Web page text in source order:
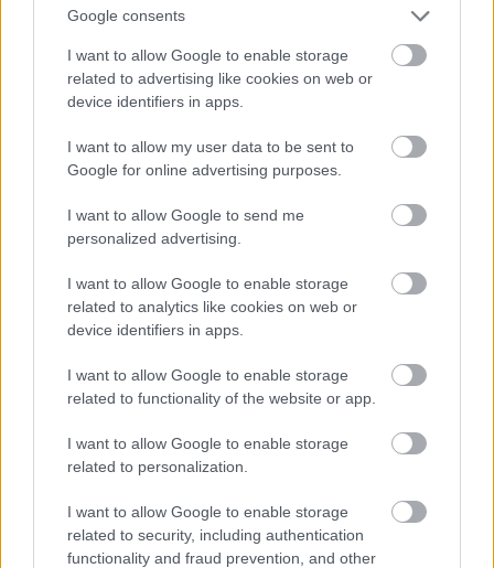
Google consents
I want to allow Google to enable storage
related to advertising like cookies on web or
device identifiers in apps.
I want to allow my user data to be sent to
Google for online advertising purposes.
I want to allow Google to send me
personalized advertising.
I want to allow Google to enable storage
related to analytics like cookies on web or
device identifiers in apps.
I want to allow Google to enable storage
related to functionality of the website or app.
I want to allow Google to enable storage
related to personalization.
I want to allow Google to enable storage
related to security, including authentication
functionality and fraud prevention, and other
πάνω μέρος του μπουτιού και στο κοπανάκι. Τα
αλατοπιπερώνουμε και τα πασπαλίζουμε με ξερή
ρίγανη και προαιρετικά λίγο μπούκοβο (αυτή ήταν
δική μου προσθήκη και βρήκα πως το ελαφρύ
τσίμπημα στη γλώσσα ταίριαξε στην εντέλεια). Τα
βάζουμε σε μπολ και προσθέτουμε 5 κ.σ. εξαιρετικό
2 σκ. σκόρδο κοπανισμένες ελαφρά με τη λάμα του
δαμάσκηνα εκπυρηνωμένα και κομμένα στα δύο,
γύρω στις 15 πράσινες εκπυρηνωμένες ελιές και 2
σκεπάζουμε με διαφανή μεμβράνη και μαρινάρουμε
στο ψυγείο για τουλάχιστον 3 ώρες, ιδανικά για μια
νύχτα. Κατά τη διάρκεια αυτού του διαστήματος
γυρνάμε τα κομμάτια του κοτόπουλου τουλάχιστον
μία φορά για να πάρουν γεύση και από τις δύο
πλευρές.